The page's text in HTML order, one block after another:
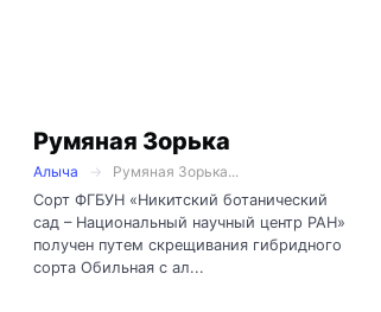
Румяная Зорька
Алыча
Румяная Зорька...
Сорт ФГБУН «Никитский ботанический
сад – Национальный научный центр РАН»
получен путем скрещивания гибридного
сорта Обильная с ал...